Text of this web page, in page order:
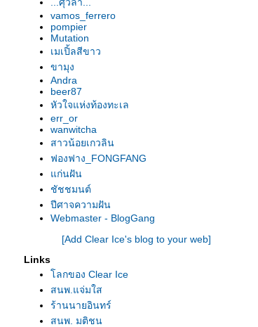
vamos_ferrero
pompier
Mutation
เมเปิ้ลสีขาว
ขามุง
Andra
beer87
หัวใจแห่งท้องทะเล
err_or
wanwitcha
สาวน้อยเกวลิน
ฟองฟาง_FONGFANG
ก่นฝัน
ชัชชมนต์
ปีศาจความฝัน
Webmaster - BlogGang
[Add Clear Ice's blog to your web]
Links
ลกของ Clear Ice
สนพ.แจ่มใส
ร้านนายอินทร์
สนพ. มติชน